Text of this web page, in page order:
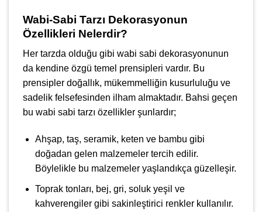
Wabi-Sabi Tarzı Dekorasyonun
Özellikleri Nelerdir?
Her tarzda olduğu gibi wabi sabi dekorasyonunun
da kendine özgü temel prensipleri vardır. Bu
prensipler doğallık, mükemmelliğin kusurluluğu ve
sadelik felsefesinden ilham almaktadır. Bahsi geçen
bu wabi sabi tarzı özellikler şunlardır;
Ahşap, taş, seramik, keten ve bambu gibi
doğadan gelen malzemeler tercih edilir.
Böylelikle bu malzemeler yaşlandıkça güzelleşir.
Toprak tonları, bej, gri, soluk yeşil ve
kahverengiler gibi sakinleştirici renkler kullanılır.